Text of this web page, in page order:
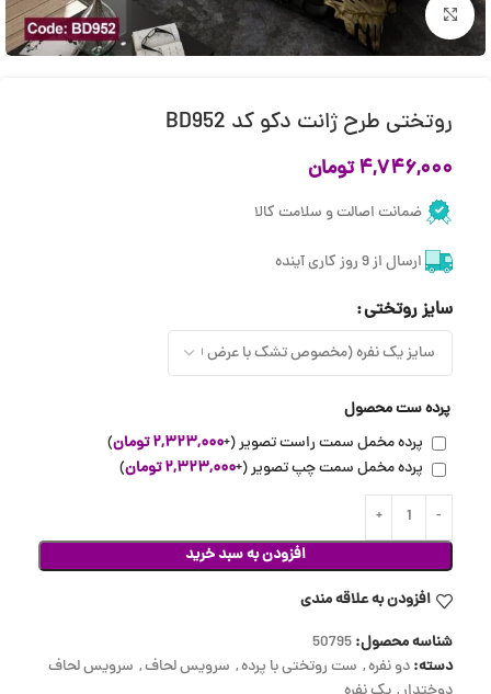
بزرگنمایی تصویر
روتختی طرح ژانت دکو کد BD952
۴,۷۴۶,۰۰۰تومان
ضمانت اصالت و سلامت کالا
ارسال از 9 روز کاری آینده
سایز روتختی
پرده ست محصول
پرده مخمل سمت راست تصویر(+۲,۳۲۳,۰۰۰تومان)
پرده مخمل سمت چپ تصویر(+۲,۳۲۳,۰۰۰تومان)
افزودن به سبد خرید
افزودن به علاقه مندی
شناسه محصول:50795
دسته:دو نفره, ست روتختی با پرده, سرویس لحاف, سرویس لحاف